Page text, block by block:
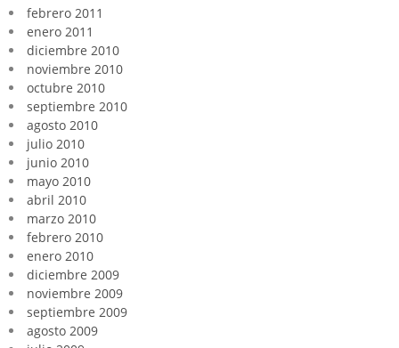
febrero 2011
enero 2011
diciembre 2010
noviembre 2010
octubre 2010
septiembre 2010
agosto 2010
julio 2010
junio 2010
mayo 2010
abril 2010
marzo 2010
febrero 2010
enero 2010
diciembre 2009
noviembre 2009
septiembre 2009
agosto 2009